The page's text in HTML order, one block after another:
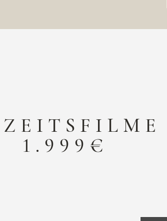
1.999€